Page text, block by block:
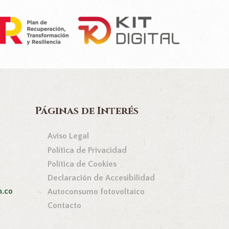
Páginas de Interés
Aviso Legal
Política de Privacidad
Política de Cookies
Declaración de Accesibilidad
Autoconsumo fotovoltaico
Contacto